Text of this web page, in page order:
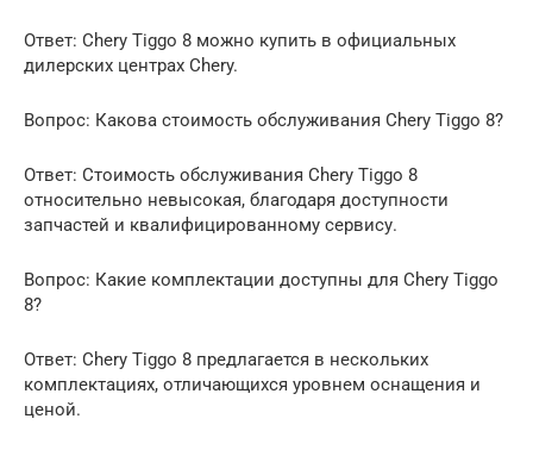
Ответ: Chery Tiggo 8 можно купить в официальных
дилерских центрах Chery.
Вопрос: Какова стоимость обслуживания Chery Tiggo 8?
Ответ: Стоимость обслуживания Chery Tiggo 8
относительно невысокая, благодаря доступности
запчастей и квалифицированному сервису.
Вопрос: Какие комплектации доступны для Chery Tiggo
8?
Ответ: Chery Tiggo 8 предлагается в нескольких
комплектациях, отличающихся уровнем оснащения и
ценой.